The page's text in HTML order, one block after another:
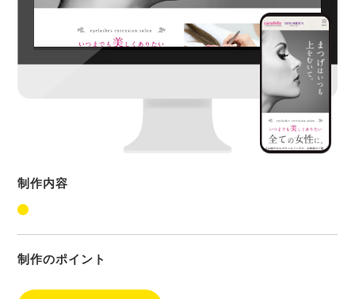
制作内容
制作のポイント